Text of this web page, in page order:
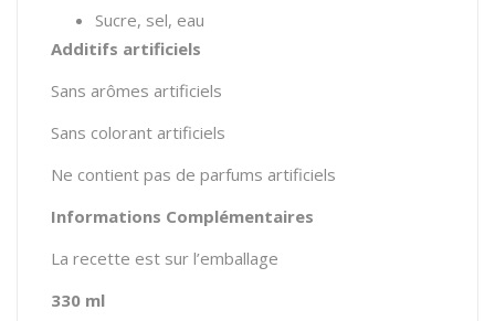
Sucre, sel, eau
Additifs artificiels
Sans arômes artificiels
Sans colorant artificiels
Ne contient pas de parfums artificiels
Informations Complémentaires
La recette est sur l’emballage
330 ml